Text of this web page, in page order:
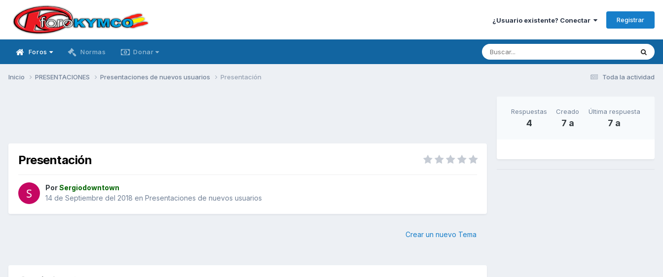
¿Usuario existente? Conectar Registrar
Foros Normas Donar
Toda la actividad
Inicio PRESENTACIONES Presentaciones de nuevos usuarios Presentación
Presentación
PorSergiodowntown
14 de Septiembre del 2018 en Presentaciones de nuevos usuarios
Crear un nuevo Tema
Respuestas
4
Creado
7 a
Última respuesta
7 a